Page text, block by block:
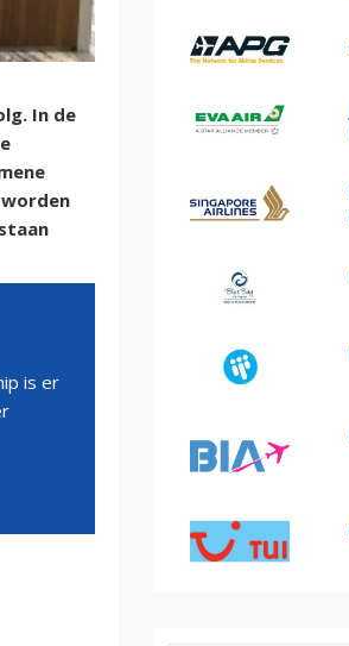
In de
is er